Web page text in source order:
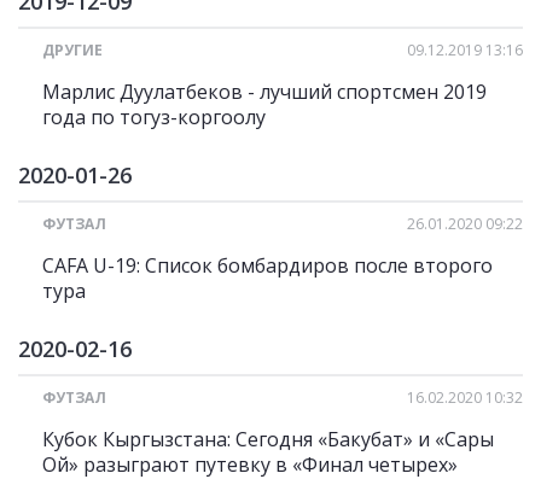
ДРУГИЕ 09.12.2019 13:16
Марлис Дуулатбеков - лучший спортсмен 2019
года по тогуз-коргоолу
2020-01-26
ФУТЗАЛ 26.01.2020 09:22
CAFA U-19: Список бомбардиров после второго
тура
2020-02-16
ФУТЗАЛ 16.02.2020 10:32
Кубок Кыргызстана: Сегодня «Бакубат» и «Сары
Ой» разыграют путевку в «Финал четырех»